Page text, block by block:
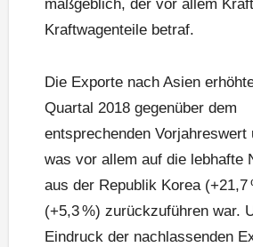
maßgeblich, der vor allem
Kraftwagenteile betraf.
Die Exporte nach Asien
Quartal 2018 gegenüber dem
entsprechenden Vorjahreswert
was vor allem auf die lebhafte
aus der Republik Korea (+21,7
(+5,3 %) zurückzuführen war.
Eindruck der nachlassenden